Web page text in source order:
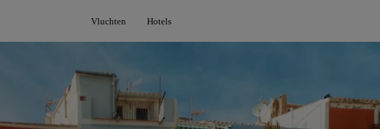
Vluchten Hotels